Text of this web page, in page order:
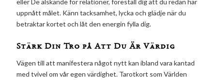
uppnått målet. Känn tacksamhet, lycka och glädje när du
betraktar kortet och låt den energin fylla dig.
Stärk Din Tro på Att Du Är Värdig
Vägen till att manifestera något nytt kan ibland vara kantad
med tvivel om vår egen värdighet. Tarotkort som Världen